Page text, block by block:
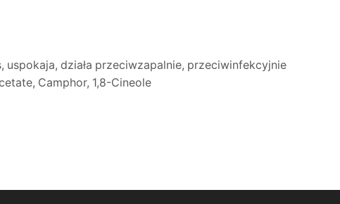
uspokaja, działa przeciwzapalnie, przeciwinfekcyjnie
Camphor, 1,8-Cineole